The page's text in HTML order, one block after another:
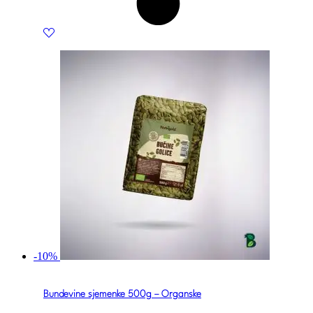
-10%
Bundevine sjemenke 500g – Organske